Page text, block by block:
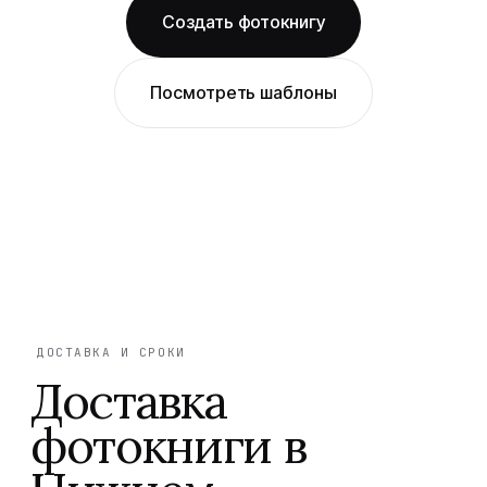
Создать фотокнигу
Посмотреть шаблоны
ДОСТАВКА И СРОКИ
Доставка
фотокниги в